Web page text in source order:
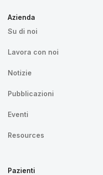
Azienda
Su di noi
Lavora con noi
Notizie
Pubblicazioni
Eventi
Resources
Pazienti